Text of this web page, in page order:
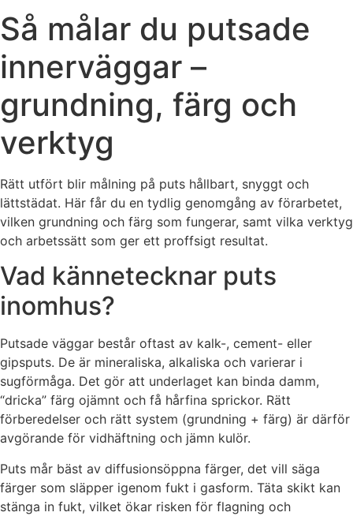
Så målar du putsade
innerväggar –
grundning, färg och
verktyg
Rätt utfört blir målning på puts hållbart, snyggt och
lättstädat. Här får du en tydlig genomgång av förarbetet,
vilken grundning och färg som fungerar, samt vilka verktyg
och arbetssätt som ger ett proffsigt resultat.
Vad kännetecknar puts
inomhus?
Putsade väggar består oftast av kalk-, cement- eller
gipsputs. De är mineraliska, alkaliska och varierar i
sugförmåga. Det gör att underlaget kan binda damm,
“dricka” färg ojämnt och få hårfina sprickor. Rätt
förberedelser och rätt system (grundning + färg) är därför
avgörande för vidhäftning och jämn kulör.
Puts mår bäst av diffusionsöppna färger, det vill säga
färger som släpper igenom fukt i gasform. Täta skikt kan
stänga in fukt, vilket ökar risken för flagning och